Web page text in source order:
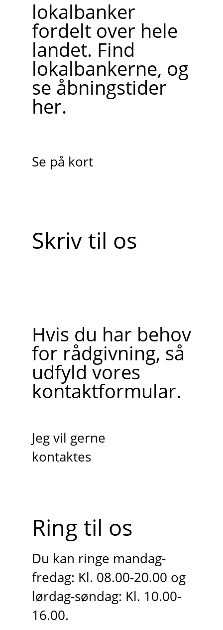
lokalbanker
fordelt over hele
landet. Find
lokalbankerne, og
se åbningstider
her.
Se på kort
Skriv til os
Hvis du har behov
for rådgivning, så
udfyld vores
kontaktformular.
Jeg vil gerne
kontaktes
Ring til os
Du kan ringe mandag-
fredag: Kl. 08.00-20.00 og
lørdag-søndag: Kl. 10.00-
16.00.